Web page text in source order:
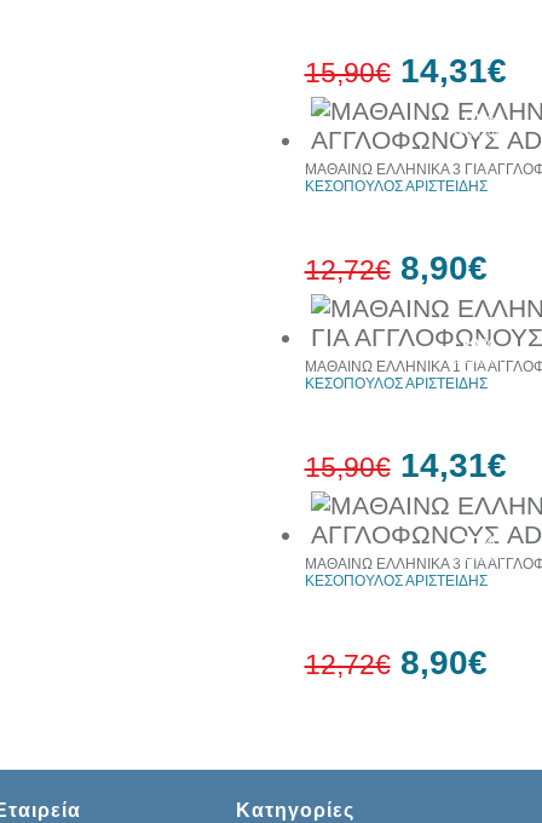
10%
έκπτωση
15,90€ 14,31€
30%
έκπτωση
web
ΜΑΘΑΙΝΩ ΕΛΛΗΝΙΚΑ 3 ΓΙΑ
ΚΕΣΟΠΟΥΛΟΣ ΑΡΙΣΤΕΙΔΗΣ
12,72€ 8,90€
10%
έκπτωση
ΜΑΘΑΙΝΩ ΕΛΛΗΝΙΚΑ 1 ΓΙΑ
ΚΕΣΟΠΟΥΛΟΣ ΑΡΙΣΤΕΙΔΗΣ
15,90€ 14,31€
ΜΑΘΑΙΝΩ ΕΛΛΗΝΙΚΑ 3 ΓΙΑ
ΚΕΣΟΠΟΥΛΟΣ ΑΡΙΣΤΕΙΔΗΣ
12,72€ 8,90€
Κατηγορίες